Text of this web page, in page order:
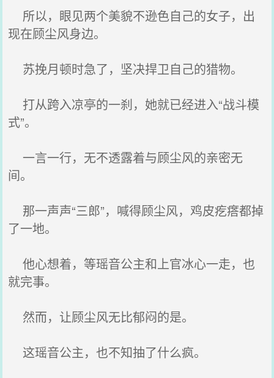
所以，眼见两个美貌不逊色自己的女子，出
现在顾尘风身边。
苏挽月顿时急了，坚决捍卫自己的猎物。
打从跨入凉亭的一刹，她就已经进入“战斗模
式”。
一言一行，无不透露着与顾尘风的亲密无
间。
那一声声“三郎”，喊得顾尘风，鸡皮疙瘩都掉
了一地。
他心想着，等瑶音公主和上官冰心一走，也
就完事。
然而，让顾尘风无比郁闷的是。
这瑶音公主，也不知抽了什么疯。